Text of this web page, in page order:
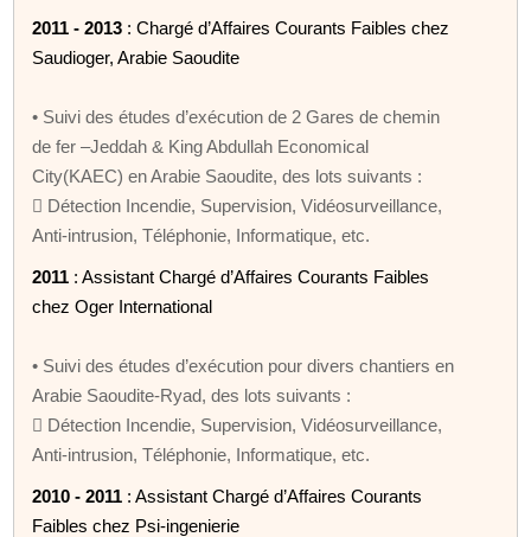
2011 - 2013 : Chargé d’Affaires Courants Faibles chez
Saudioger, Arabie Saoudite
• Suivi des études d’exécution de 2 Gares de chemin
de fer –Jeddah & King Abdullah Economical
City(KAEC) en Arabie Saoudite, des lots suivants :
 Détection Incendie, Supervision, Vidéosurveillance,
Anti-intrusion, Téléphonie, Informatique, etc.
2011 : Assistant Chargé d’Affaires Courants Faibles
chez Oger International
• Suivi des études d’exécution pour divers chantiers en
Arabie Saoudite-Ryad, des lots suivants :
 Détection Incendie, Supervision, Vidéosurveillance,
Anti-intrusion, Téléphonie, Informatique, etc.
2010 - 2011 : Assistant Chargé d’Affaires Courants
Faibles chez Psi-ingenierie